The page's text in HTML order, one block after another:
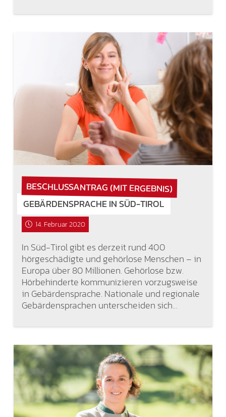
BESCHLUSSANTRAG (MIT ERGEBNIS)
GEBÄRDENSPRACHE IN SÜD-TIROL
14. Februar 2020
In Süd-Tirol gibt es derzeit rund 400
hörgeschädigte und gehörlose Menschen – in
Europa über 80 Millionen. Gehörlose bzw.
Hörbehinderte kommunizieren vorzugsweise
in Gebärdensprache. Nationale und regionale
Gebärdensprachen unterscheiden sich…